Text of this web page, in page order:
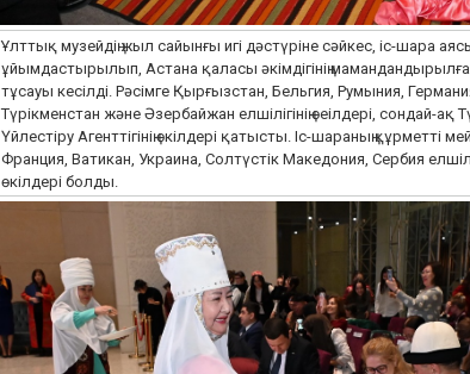
Ұлттық музейдің жыл сайынғы игі дәстүріне сәйкес, іс-шара
ұйымдастырылып, Астана қаласы әкімдігінің
тұсауы кесілді. Рәсімге Қырғызстан, Бельгия, Румыния,
Түрікменстан және Әзербайжан елшілігінің өеілдері, сондай-
Үйлестіру Агенттігінің өкілдері қатысты. Іс-шараның
Франция, Ватикан, Украина, Солтүстік Македония, Сербия
өкілдері болды.